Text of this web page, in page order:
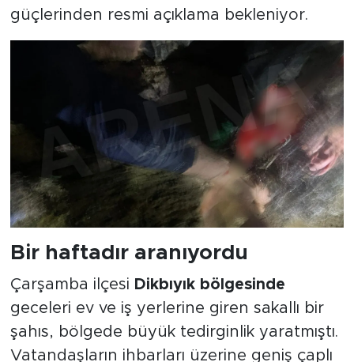
güçlerinden resmi açıklama bekleniyor.
Bir haftadır aranıyordu
Çarşamba ilçesi Dikbıyık bölgesinde
geceleri ev ve iş yerlerine giren sakallı bir
şahıs, bölgede büyük tedirginlik yaratmıştı.
Vatandaşların ihbarları üzerine geniş çaplı